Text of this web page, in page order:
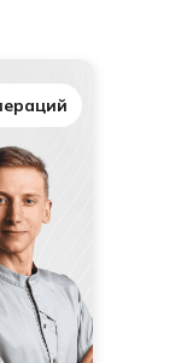
Екатерина К.